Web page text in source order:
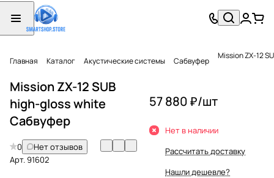
Главная Каталог Акустические системы Сабвуфер Mission ZX-12
Mission ZX-12 SUB
high-gloss white
Сабвуфер
0
Нет отзывов
Арт.91602
57 880 ₽/шт
Нет в наличии
Рассчитать доставку
Нашли дешевле?